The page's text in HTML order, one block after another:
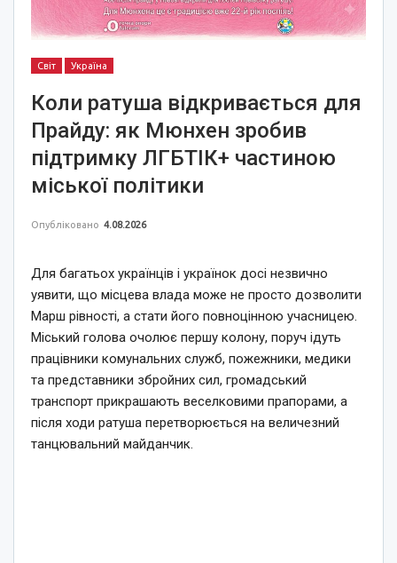
Світ Україна
Коли ратуша відкривається для
Прайду: як Мюнхен зробив
підтримку ЛГБТІК+ частиною
міської політики
Опубліковано 4.08.2026
Для багатьох українців і українок досі незвично
уявити, що місцева влада може не просто дозволити
Марш рівності, а стати його повноцінною учасницею.
Міський голова очолює першу колону, поруч ідуть
працівники комунальних служб, пожежники, медики
та представники збройних сил, громадський
транспорт прикрашають веселковими прапорами, а
після ходи ратуша перетворюється на величезний
танцювальний майданчик.